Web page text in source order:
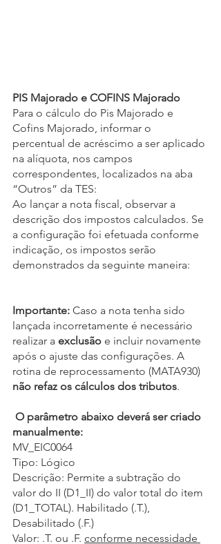
PIS Majorado e COFINS Majorado
Para o cálculo do Pis Majorado e
Cofins Majorado, informar o
percentual de acréscimo a ser aplicado
na alíquota, nos campos
correspondentes, localizados na aba
“Outros” da TES:
Ao lançar a nota fiscal, observar a
descrição dos impostos calculados. Se
a configuração foi efetuada conforme
indicação, os impostos serão
demonstrados da seguinte maneira:
Importante: Caso a nota tenha sido
lançada incorretamente é necessário
realizar a exclusão e incluir novamente
após o ajuste das configurações. A
rotina de reprocessamento (MATA930)
não refaz os cálculos dos tributos.
O parâmetro abaixo deverá ser criado
manualmente:
MV_EIC0064
Tipo: Lógico
Descrição: Permite a subtração do
valor do II (D1_II) do valor total do item
(D1_TOTAL). Habilitado (.T.),
Desabilitado (.F.)
Valor: .T. ou .F. conforme necessidade